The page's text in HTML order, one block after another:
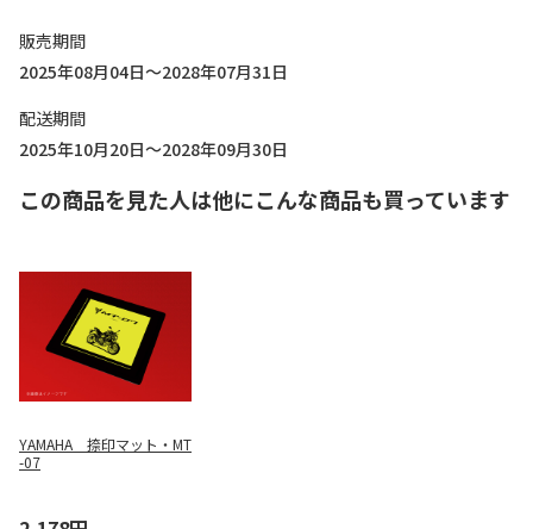
販売期間
2025年08月04日～2028年07月31日
配送期間
2025年10月20日～2028年09月30日
この商品を見た人は他にこんな商品も買っています
YAMAHA 捺印マット・MT
-07